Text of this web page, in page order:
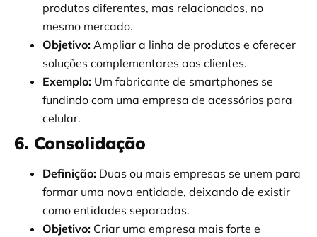
produtos diferentes, mas relacionados, no
mesmo mercado.
Objetivo: Ampliar a linha de produtos e oferecer
soluções complementares aos clientes.
Exemplo: Um fabricante de smartphones se
fundindo com uma empresa de acessórios para
celular.
6. Consolidação
Definição: Duas ou mais empresas se unem para
formar uma nova entidade, deixando de existir
como entidades separadas.
Objetivo: Criar uma empresa mais forte e